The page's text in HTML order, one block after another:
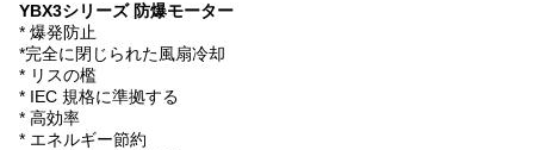
YBX3シリーズ 防爆モーター
* 爆発防止
*完全に閉じられた風扇冷却
* リスの檻
* IEC 規格に準拠する
* 高効率
* エネルギー節約